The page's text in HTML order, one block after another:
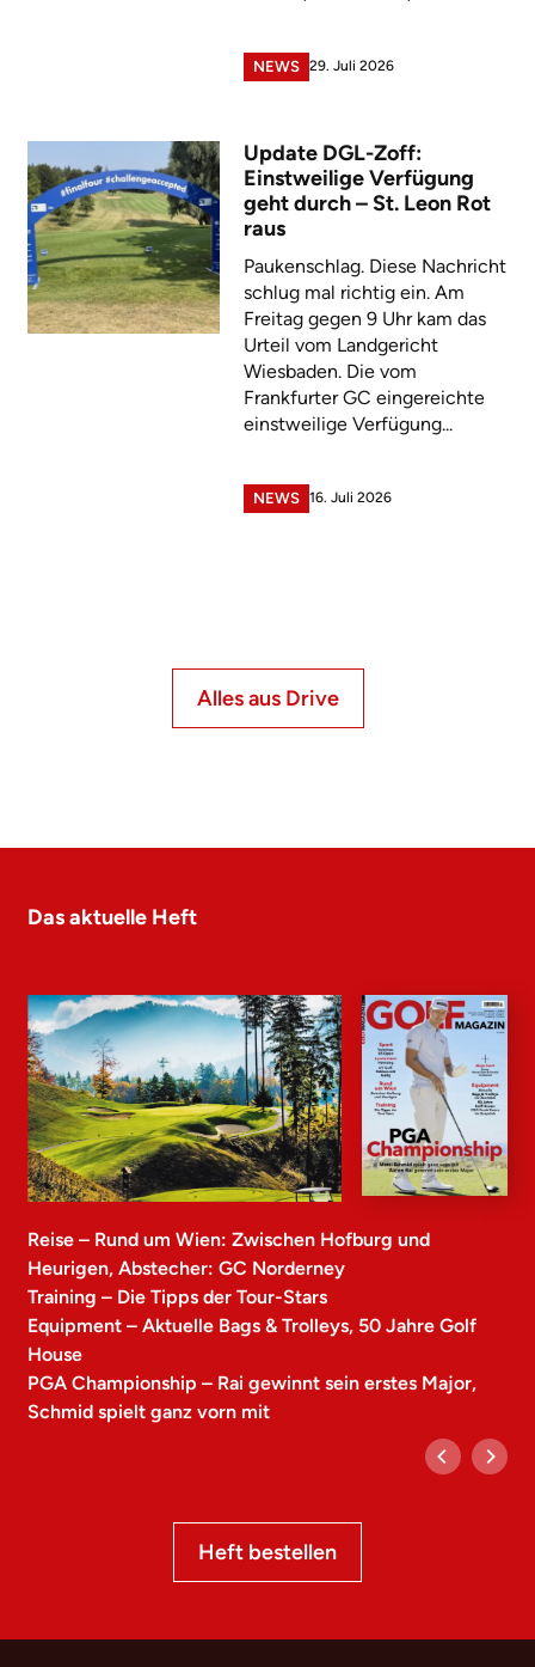
NEWS 29. Juli 2026
Update DGL-Zoff:
Einstweilige Verfügung
geht durch – St. Leon Rot
raus
Paukenschlag. Diese Nachricht
schlug mal richtig ein. Am
Freitag gegen 9 Uhr kam das
Urteil vom Landgericht
Wiesbaden. Die vom
Frankfurter GC eingereichte
einstweilige Verfügung...
NEWS 16. Juli 2026
Alles aus Drive
Das aktuelle Heft
Reise – Rund um Wien: Zwischen Hofburg und
Heurigen, Abstecher: GC Norderney
Training – Die Tipps der Tour-Stars
Equipment – Aktuelle Bags & Trolleys, 50 Jahre Golf
House
PGA Championship – Rai gewinnt sein erstes Major,
Schmid spielt ganz vorn mit
Heft bestellen